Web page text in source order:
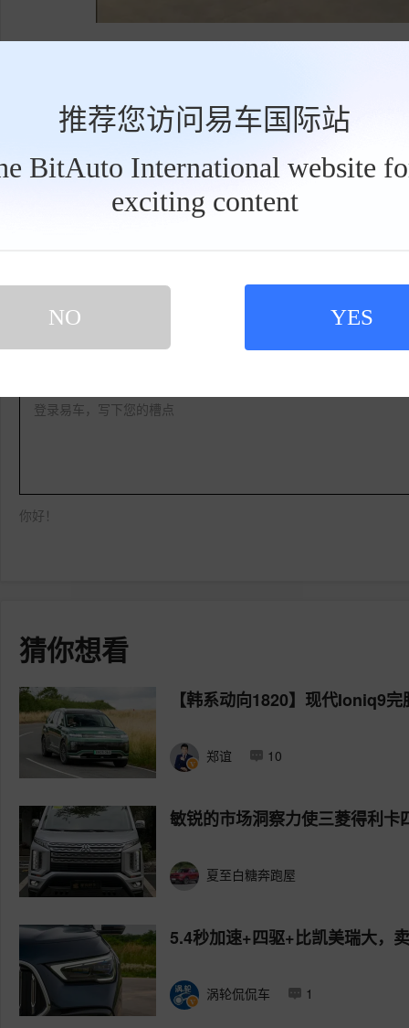
推荐您访问易车国际站
BitAuto International website
exciting content
NO YES
点赞
网友评论
登录易车，写下您的槽点
你好！
猜你想看
【韩系动向1820】现代Ioniq9
郑谊 10
敏锐的市场洞察力使三菱得利
夏至白糖奔跑屋
5.4秒加速+四驱+比凯美瑞大，
涡轮侃侃车 1